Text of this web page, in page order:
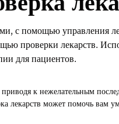
с помощью управления
проверки лекарств.
для пациентов.
к нежелательным
лекарств может помочь вам